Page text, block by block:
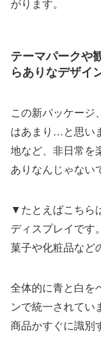
がります。
テーマパークや
らありなデザイ
この新パッケージ
はあまり…と思い
地など、非日常を
ありなんじゃない
▼たとえばこちら
ディスプレイです
菓子や化粧品など
全体的に青と白を
ンで統一されてい
商品かすぐに識別